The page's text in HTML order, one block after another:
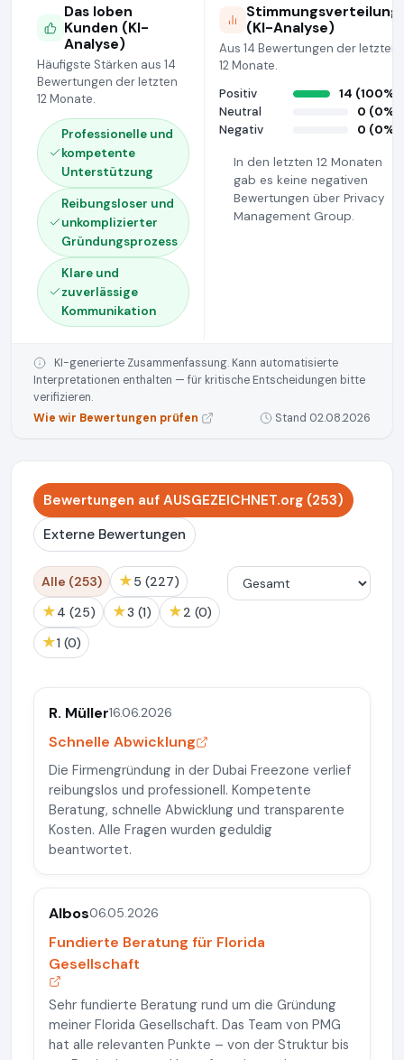
Das loben
Kunden (KI-
Analyse)
Häufigste Stärken aus 14
Bewertungen der letzten
12 Monate.
Professionelle und
kompetente
Unterstützung
Reibungsloser und
unkomplizierter
Gründungsprozess
Klare und
zuverlässige
Kommunikation
Stimmungsverteilung
(KI-Analyse)
Aus 14 Bewertungen der letzten
12 Monate.
Positiv
14 (100%)
Neutral
0 (0%)
Negativ
0 (0%)
In den letzten 12 Monaten
gab es keine negativen
Bewertungen über Privacy
Management Group.
KI-generierte Zusammenfassung. Kann automatisierte
Interpretationen enthalten — für kritische Entscheidungen bitte
verifizieren.
Wie wir Bewertungen prüfen
Stand 02.08.2026
Bewertungen auf AUSGEZEICHNET.org (253)
Externe Bewertungen
Alle (253) ★ 5 (227)
★ 4 (25) ★ 3 (1) ★ 2 (0)
★ 1 (0)
R. Müller16.06.2026
Schnelle Abwicklung
Die Firmengründung in der Dubai Freezone verlief
reibungslos und professionell. Kompetente
Beratung, schnelle Abwicklung und transparente
Kosten. Alle Fragen wurden geduldig
beantwortet.
Albos06.05.2026
Fundierte Beratung für Florida
Gesellschaft
Sehr fundierte Beratung rund um die Gründung
meiner Florida Gesellschaft. Das Team von PMG
hat alle relevanten Punkte – von der Struktur bis